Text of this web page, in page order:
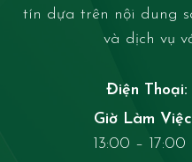
tín dựa trên nội dung
và dịch vụ
Điện Thoại:
Giờ Làm
13:00 –